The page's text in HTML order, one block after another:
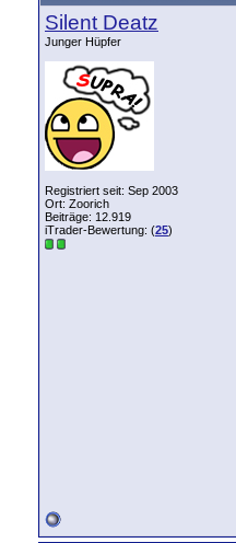
Silent Deatz
Junger Hüpfer
Registriert seit: Sep 2003
Ort: Zoorich
Beiträge: 12.919
iTrader-Bewertung: (25)